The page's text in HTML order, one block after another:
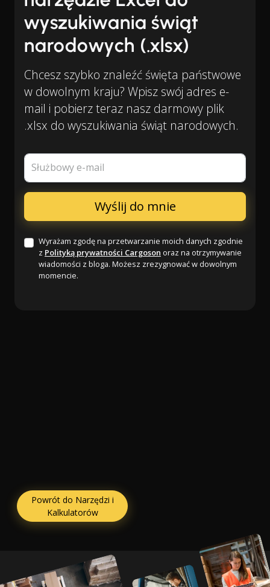
wyszukiwania świąt
narodowych (.xlsx)
Chcesz szybko znaleźć święta państwowe
w dowolnym kraju? Wpisz swój adres e-
mail i pobierz teraz nasz darmowy plik
.xlsx do wyszukiwania świąt narodowych.
Służbowy e-mail
Wyrażam zgodę na przetwarzanie moich danych zgodnie
z Polityką prywatności Cargoson oraz na otrzymywanie
wiadomości z bloga. Możesz zrezygnować w dowolnym
momencie.
Powrót do Narzędzi i
Kalkulatorów